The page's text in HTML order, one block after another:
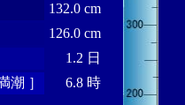
132.0 cm
126.0 cm
1.2 日
潮 ］
6.8 時